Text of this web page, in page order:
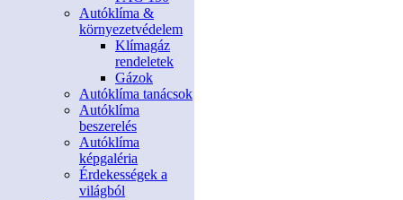
Autóklíma &
környezetvédelem
Klímagáz
rendeletek
Gázok
Autóklíma tanácsok
Autóklíma
beszerelés
Autóklíma
képgaléria
Érdekességek a
világból